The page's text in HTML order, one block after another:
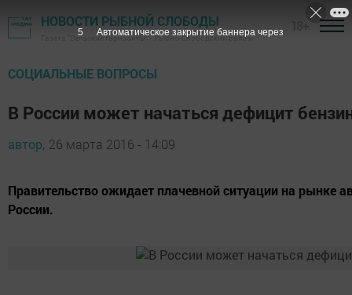
НОВОСТИ РЫБНОЙ СЛОБОДЫ
Газета "Сельские горизонты" - Рыбно-Слободский район
СОЦИАЛЬНЫЕ ВОПРОСЫ
В России может начаться дефицит
автор, 26 марта 2016 - 14:09
Правительство ожидает плачевной ситуации на рынке
России.
4 Автоматическое закрытие баннера через